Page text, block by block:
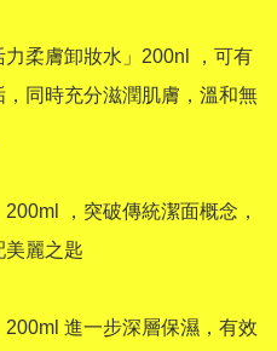
力柔膚卸妝水」200nl ，可有
同時充分滋潤肌膚，溫和無
，突破傳統潔面概念，
美麗之匙
200ml 進一步深層保濕，有效